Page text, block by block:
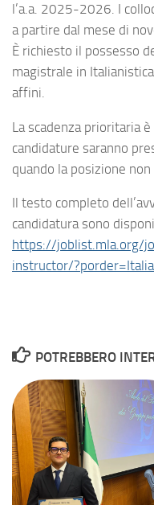
l’a.a. 2025-2026. I
a partire dal mese di
È richiesto il possesso
magistrale in
affini.
La scadenza prioritaria
candidature saranno
quando la posizione non
Il testo completo
candidatura sono
https://joblist.mla.org/
instructor/
POTREBBERO